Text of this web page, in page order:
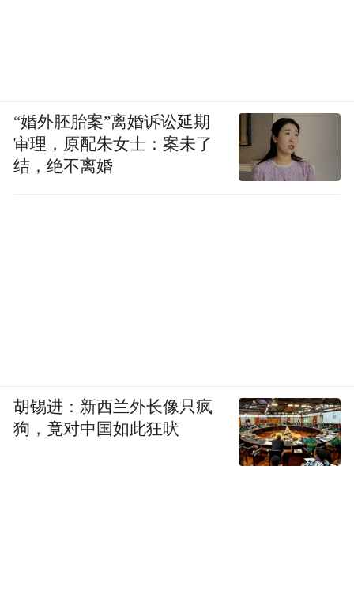
揭牌仪式后，孩子们纷纷拿起劳动工具，在
各自的种植区域兴致勃勃地种植起来，松
“婚外胚胎案”离婚诉讼延期
审理，原配朱女士：案未了
结，绝不离婚
胡锡进：新西兰外长像只疯
狗，竟对中国如此狂吠